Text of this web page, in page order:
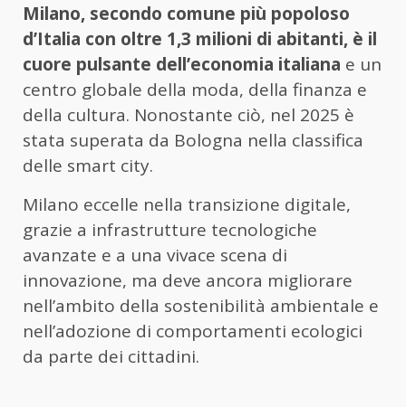
Milano, secondo comune più popoloso
d’Italia con oltre 1,3 milioni di abitanti, è il
cuore pulsante dell’economia italiana e un
centro globale della moda, della finanza e
della cultura. Nonostante ciò, nel 2025 è
stata superata da Bologna nella classifica
delle smart city.
Milano eccelle nella transizione digitale,
grazie a infrastrutture tecnologiche
avanzate e a una vivace scena di
innovazione, ma deve ancora migliorare
nell’ambito della sostenibilità ambientale e
nell’adozione di comportamenti ecologici
da parte dei cittadini.